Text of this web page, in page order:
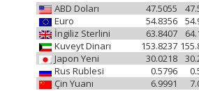
ABD Doları
47.5055
Euro
54.8356
İngiliz Sterlini
63.8407
Kuveyt Dinarı
153.8237
Japon Yeni
30.0218
Rus Rublesi
0.5796
Çin Yuanı
6.9991